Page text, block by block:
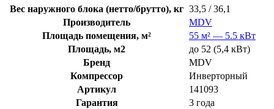
Вес наружного блока (нетто/брутто), кг 33,5 / 36,1
Производитель
MDV
Площадь помещения, м²
55 м² — 5.5 кВт
Площадь, м2
до 52 (5,4 кВт)
Бренд
MDV
Компрессор
Инверторный
Артикул
141093
Гарантия
3 года